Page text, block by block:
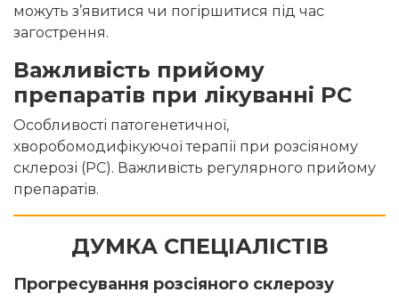
можуть з’явитися чи погіршитися під час
загострення.
Важливість прийому
препаратів при лікуванні РС
Особливості патогенетичної,
хворобомодифікуючої терапії при розсіяному
склерозі (РС). Важливість регулярного прийому
препаратів.
ДУМКА СПЕЦІАЛІСТІВ
Прогресування розсіяного склерозу